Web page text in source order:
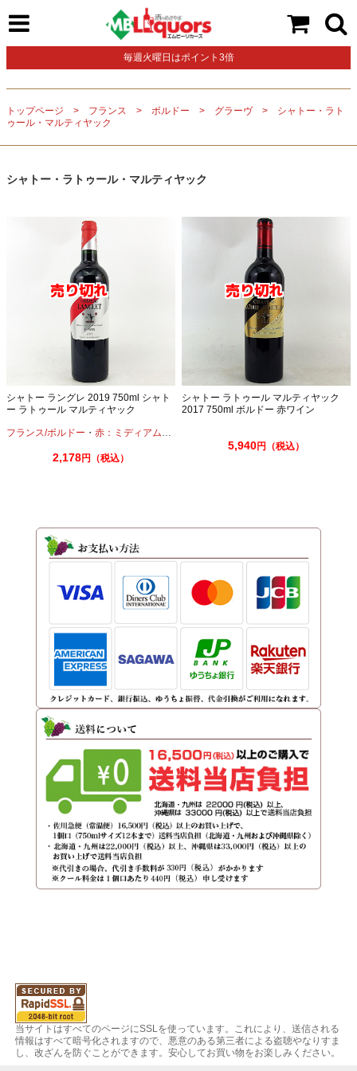
毎週火曜日はポイント3倍
トップページ フランス ボルドー グラーヴ
シャトー・ラト
ゥール・マルティヤック
シャトー・ラトゥール・マルティヤック
シャトー ラングレ 2019 750ml シャト
ー ラトゥール マルティヤック
フランス/ボルドー ・ 赤：ミディアムボディ
2,178円（税込）
シャトー ラトゥール マルティヤック
2017 750ml ボルドー 赤ワイン
5,940円（税込）
当サイトはすべてのページにSSLを使っています。これにより、送信される
情報はすべて暗号化されますので、悪意のある第三者による盗聴やなりすま
し、改ざんを防ぐことができます。安心してお買い物をお楽しみください。